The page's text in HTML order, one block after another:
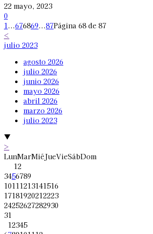
22 mayo, 2023
0
1...676869...87Página 68 de 87
<
julio 2023
agosto 2026
julio 2026
junio 2026
mayo 2026
abril 2026
marzo 2026
julio 2023
▼
>
LunMarMiéJueVieSábDom
12
3456789
10111213141516
17181920212223
24252627282930
31
12345